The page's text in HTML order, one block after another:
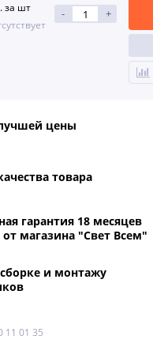
за шт
- +
цены
товара
гарантия 18 месяцев
магазина "Свет Всем"
и монтажу
11 01 35